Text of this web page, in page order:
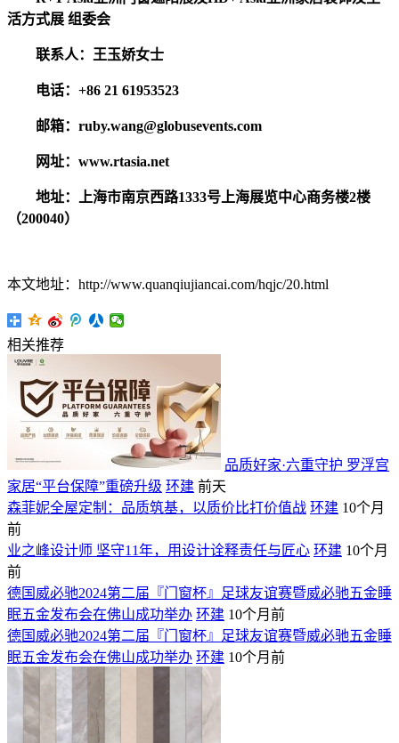
活方式展 组委会
联系人：王玉娇女士
电话：+86 21 61953523
邮箱：ruby.wang@globusevents.com
网址：www.rtasia.net
地址：上海市南京西路1333号上海展览中心商务楼2楼
（200040）
本文地址：http://www.quanqiujiancai.com/hqjc/20.html
相关推荐
品质好家·六重守护 罗浮宫
家居“平台保障”重磅升级 环建 前天
森菲妮全屋定制：品质筑基，以质价比打价值战 环建 10个月
前
业之峰设计师 坚守11年，用设计诠释责任与匠心 环建 10个月
前
德国威必驰2024第二届『门窗杯』足球友谊赛暨威必驰五金睡
眠五金发布会在佛山成功举办 环建 10个月前
德国威必驰2024第二届『门窗杯』足球友谊赛暨威必驰五金睡
眠五金发布会在佛山成功举办 环建 10个月前